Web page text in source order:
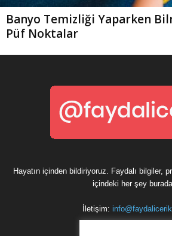
Banyo Temizliği Yaparken
Püf Noktalar
Hayatın içinden bildiriyoruz. Faydalı bilgiler,
içindeki her şey
İletişim: